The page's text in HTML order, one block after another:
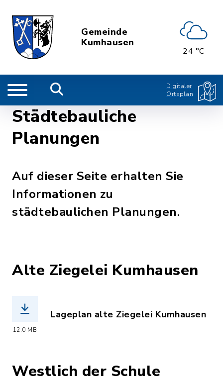
Gemeinde
Kumhausen
24 °C
Digitaler
Ortsplan
Städtebauliche
Planungen
Auf dieser Seite erhalten Sie
Informationen zu
städtebaulichen Planungen.
Alte Ziegelei Kumhausen
12,0 MB
Lageplan alte Ziegelei Kumhausen
Westlich der Schule